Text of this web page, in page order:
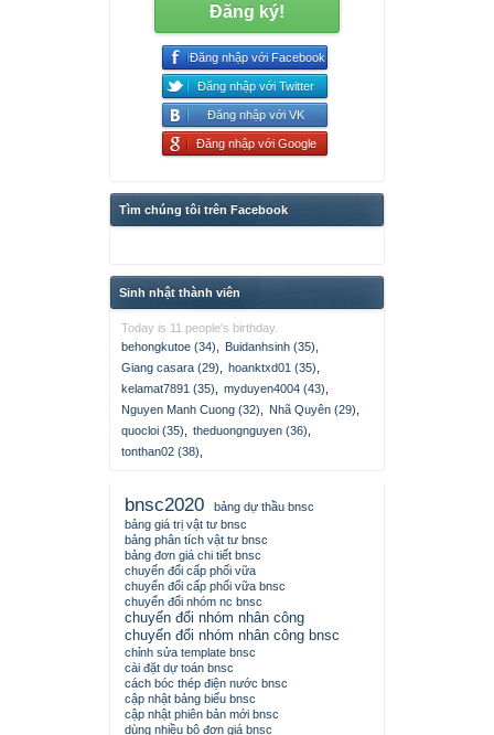
Đăng ký!
Đăng nhập với Facebook
Đăng nhập với Twitter
Đăng nhập với VK
Đăng nhập với Google
Tìm chúng tôi trên Facebook
Sinh nhật thành viên
Today is 11 people's birthday.
behongkutoe (34)
Buidanhsinh (35)
Giang casara (29)
hoanktxd01 (35)
kelamat7891 (35)
myduyen4004 (43)
Nguyen Manh Cuong (32)
Nhã Quyên (29)
quocloi (35)
theduongnguyen (36)
tonthan02 (38)
bnsc2020
bảng dự thầu bnsc
bảng giá trị vật tư bnsc
bảng phân tích vật tư bnsc
bảng đơn giá chi tiết bnsc
chuyển đổi cấp phối vữa
chuyển đổi cấp phối vữa bnsc
chuyển đổi nhóm nc bnsc
chuyển đổi nhóm nhân công
chuyển đổi nhóm nhân công bnsc
chỉnh sửa template bnsc
cài đặt dự toán bnsc
cách bóc thép điện nước bnsc
cập nhật bảng biểu bnsc
cập nhật phiên bản mới bnsc
dùng nhiều bộ đơn giá bnsc